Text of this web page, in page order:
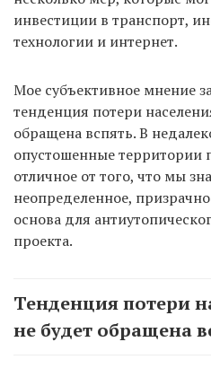
инвестиции в транспорт,
технологии и интернет.
Мое субъективное мнение
тенденция потери
обращена вспять. В
опустошенные территории
отличное от того, что мы
неопределенное,
основа для
проекта.
Тенденция потери
не будет обращена